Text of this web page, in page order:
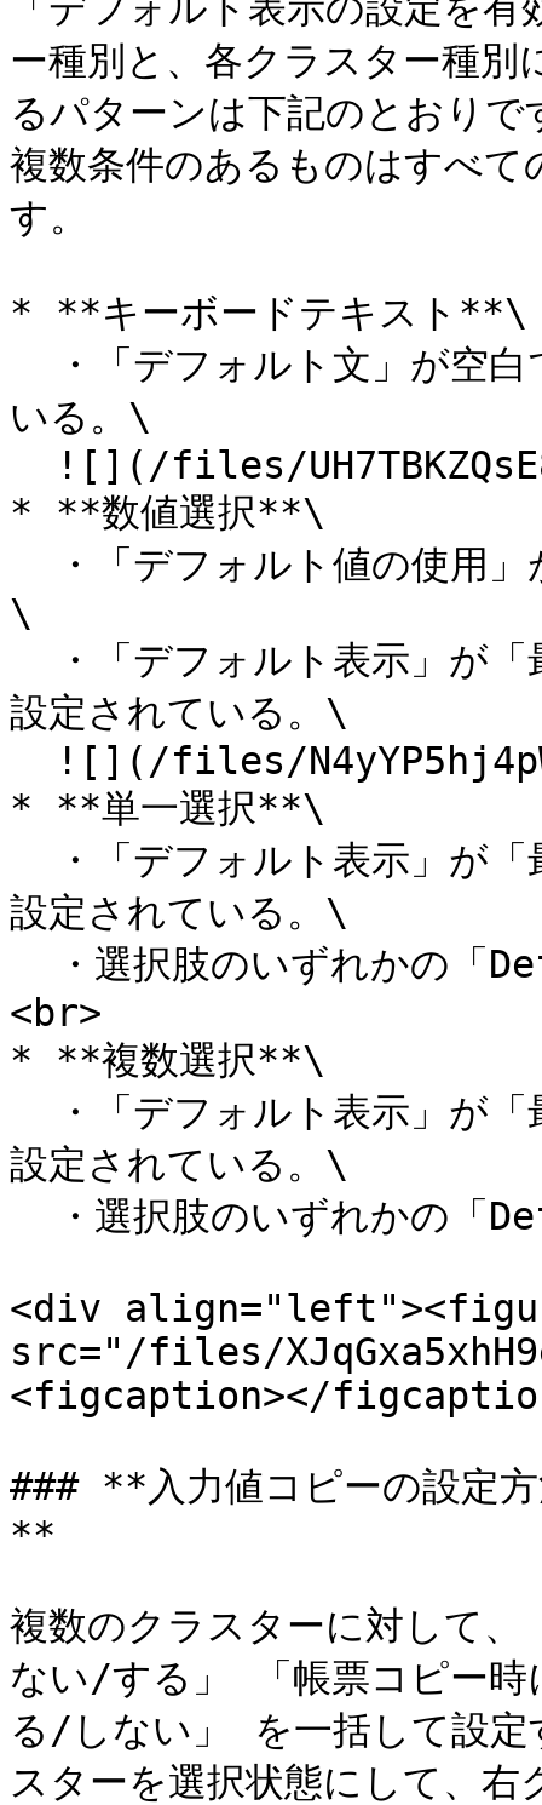
ー種別と、各クラスター種
るパターンは下記のとおり
複数条件のあるものはすべ
す。
* **キーボードテキスト**\
いる。\
* **数値選択**\
\
設定されている。\
* **単一選択**\
設定されている。\
<br>
* **複数選択**\
設定されている。\
<div
src="/files/
<figcaption></
### **入力値コピーの設定方
**
複数のクラスターに対して
ない/する」 「帳票コピー時
る/しない」 を一括して設定
スターを選択状態にして、